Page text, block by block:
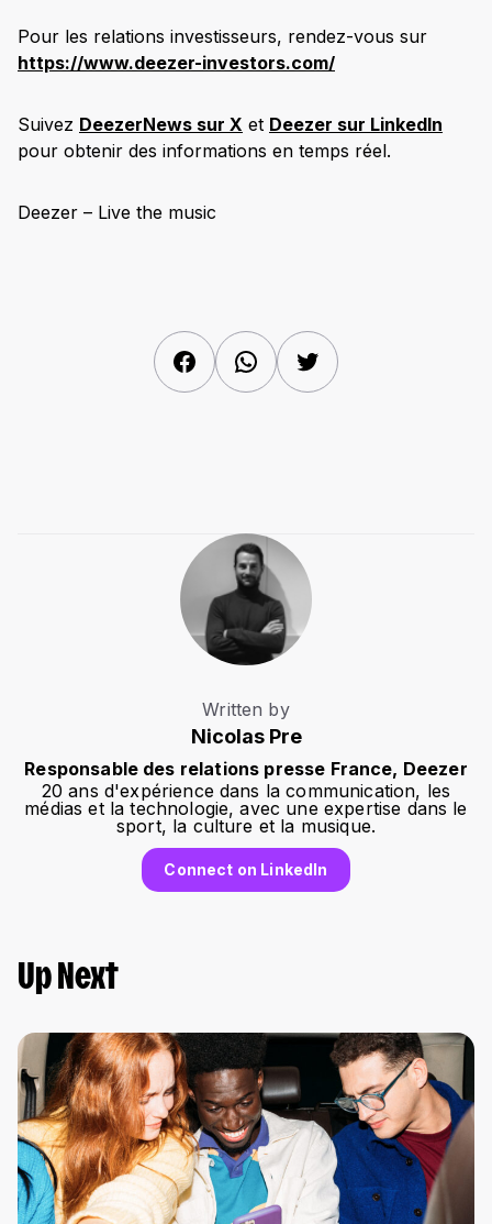
Pour les relations investisseurs, rendez-vous sur
https://www.deezer-investors.com/
Suivez DeezerNews sur X et Deezer sur LinkedIn
pour obtenir des informations en temps réel.
Deezer – Live the music
FacebookWhatsAppTwitter
Written by
Nicolas Pre
Responsable des relations presse France, Deezer
20 ans d'expérience dans la communication, les
médias et la technologie, avec une expertise dans le
sport, la culture et la musique.
Connect on LinkedIn
Up Next